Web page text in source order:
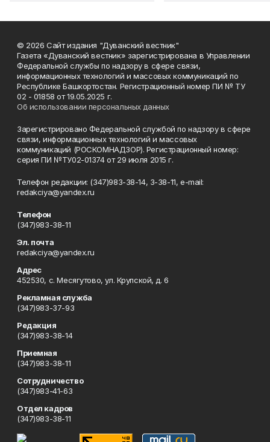
© 2026 Сайт издания "Дуванский вестник"
Газета «Дуванский вестник» зарегистрирована в Управлении
Федеральной службы по надзору в сфере связи,
информационных технологий и массовых коммуникаций по
Республике Башкортостан. Регистрационный номер ПИ № ТУ
02 - 01858 от 19.05.2025 г.
Об использовании персональных данных
Зарегистрировано Федеральной службой по надзору в сфере
связи, информационных технологий и массовых
коммуникаций (РОСКОМНАДЗОР). Регистрационный номер:
серия ПИ №ТУ02-01374 от 29 июля 2015 г.
Телефон редакции: (347)983-38-14, 3-38-11, e-mail:
redakciya@yandex.ru
Телефон
(347)983-38-11
Эл. почта
redakciya@yandex.ru
Адрес
452530, с. Месягутово, ул. Крупской, д. 6
Рекламная служба
(347)983-37-93
Редакция
(347)983-38-14
Приемная
(347)983-38-11
Сотрудничество
(347)983-41-63
Отдел кадров
(347)983-38-11